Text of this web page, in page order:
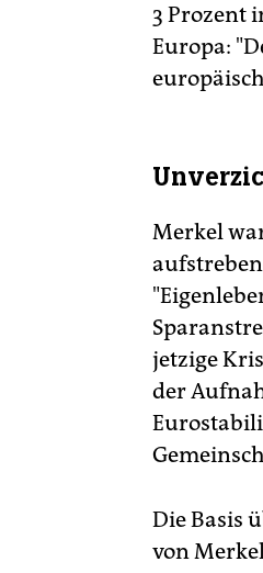
3 Prozent
Europa:
Merkel
jetzige
der
Die Basis
von